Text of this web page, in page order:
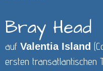
Bray Head
auf Valentia Island
ersten transatlantischen